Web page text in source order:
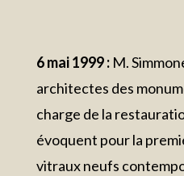
6 mai 1999 :M.
architectes des
charge de la
évoquent pour la
vitraux neufs